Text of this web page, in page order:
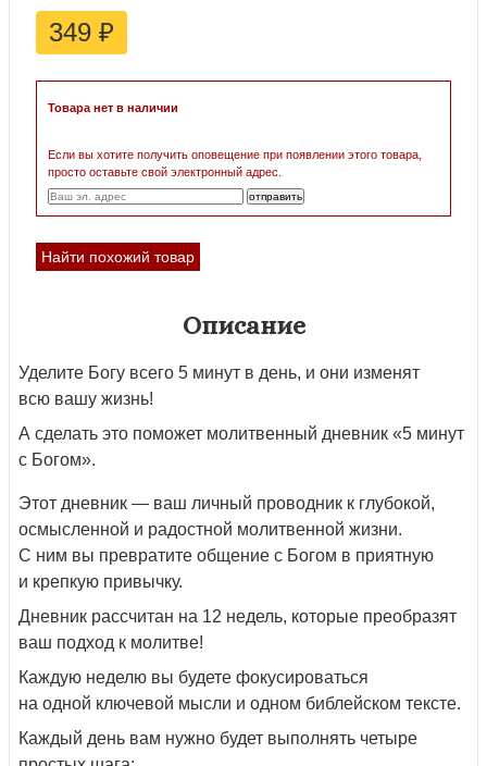
349 ₽
Товара нет в наличии
Если вы хотите получить оповещение при появлении этого товара,
просто оставьте свой электронный адрес.
Найти похожий товар
Описание
Уделите Богу всего 5 минут в день, и они изменят
всю вашу жизнь!
А сделать это поможет молитвенный дневник «5 минут
с Богом».
Этот дневник — ваш личный проводник к глубокой,
осмысленной и радостной молитвенной жизни.
С ним вы превратите общение с Богом в приятную
и крепкую привычку.
Дневник рассчитан на 12 недель, которые преобразят
ваш подход к молитве!
Каждую неделю вы будете фокусироваться
на одной ключевой мысли и одном библейском тексте.
Каждый день вам нужно будет выполнять четыре